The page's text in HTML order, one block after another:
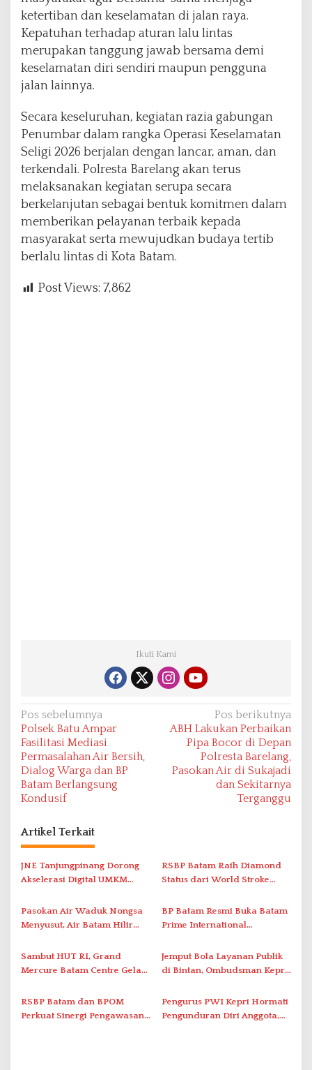
ketertiban dan keselamatan di jalan raya.
Kepatuhan terhadap aturan lalu lintas
merupakan tanggung jawab bersama demi
keselamatan diri sendiri maupun pengguna
jalan lainnya.
Secara keseluruhan, kegiatan razia gabungan
Penumbar dalam rangka Operasi Keselamatan
Seligi 2026 berjalan dengan lancar, aman, dan
terkendali. Polresta Barelang akan terus
melaksanakan kegiatan serupa secara
berkelanjutan sebagai bentuk komitmen dalam
memberikan pelayanan terbaik kepada
masyarakat serta mewujudkan budaya tertib
berlalu lintas di Kota Batam.
Post Views: 7,862
Ikuti Kami
N
a
v
i
g
s
i
p
s
Pos sebelumnya
Polsek Batu Ampar
Fasilitasi Mediasi
Permasalahan Air Bersih,
Dialog Warga dan BP
Batam Berlangsung
Kondusif
Pos berikutnya
ABH Lakukan Perbaikan
Pipa Bocor di Depan
Polresta Barelang,
Pasokan Air di Sukajadi
dan Sekitarnya
Terganggu
Artikel Terkait
JNE Tanjungpinang Dorong
Akselerasi Digital UMKM
2026
RSBP Batam Raih Diamond
Status dari World Stroke
Penanganan Stroke
Berstandar Internasional
Pasokan Air Waduk Nongsa
Menyusut, Air Batam Hilir
Antar-IPAM
BP Batam Resmi Buka Batam
Prime International
2026 di Stadion Temenggung
Abdul Jamal
Sambut HUT RI, Grand
Mercure Batam Centre Gelar
Nusantara’
Jemput Bola Layanan Publik
di Bintan, Ombudsman Kepri
Solar Nelayan
RSBP Batam dan BPOM
Perkuat Sinergi Pengawasan
Pengurus PWI Kepri Hormati
Pengunduran Diri Anggota,